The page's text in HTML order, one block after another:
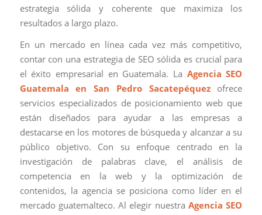
estrategia sólida y coherente que maximiza los
resultados a largo plazo.
En un mercado en línea cada vez más competitivo,
contar con una estrategia de SEO sólida es crucial para
el éxito empresarial en Guatemala. La Agencia SEO
Guatemala en San Pedro Sacatepéquezofrece
servicios especializados de posicionamiento web que
están diseñados para ayudar a las empresas a
destacarse en los motores de búsqueda y alcanzar a su
público objetivo. Con su enfoque centrado en la
investigación de palabras clave, el análisis de
competencia en la web y la optimización de
contenidos, la agencia se posiciona como líder en el
mercado guatemalteco. Al elegir nuestraAgencia SEO